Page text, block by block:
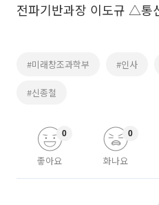
전파기반과장 이도규 △통
#미래창조과학부 #인사
#신종철
좋아요
0
화나요
0